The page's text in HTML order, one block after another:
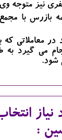
نیز متوجه
بازرس با
در معاملاتی که
می گیرد به
شود.
: